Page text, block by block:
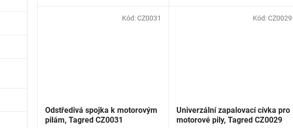
Odstředivá spojka k motorovým
pilám, Tagred CZ0031
Kód:CZ0031
Univerzální zapalovací cívka pro
motorové pily, Tagred CZ0029
Kód:CZ0029